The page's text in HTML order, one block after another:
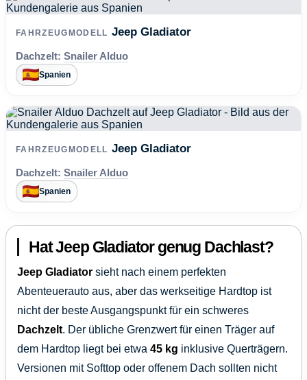
FAHRZEUGMODELL Jeep Gladiator
Dachzelt: Snailer Alduo
Spanien
FAHRZEUGMODELL Jeep Gladiator
Dachzelt: Snailer Alduo
Spanien
Hat Jeep Gladiator genug Dachlast?
Jeep Gladiator sieht nach einem perfekten
Abenteuerauto aus, aber das werkseitige Hardtop ist
nicht der beste Ausgangspunkt für ein schweres
Dachzelt. Der übliche Grenzwert für einen Träger auf
dem Hardtop liegt bei etwa 45 kg inklusive Querträgern.
Versionen mit Softtop oder offenem Dach sollten nicht